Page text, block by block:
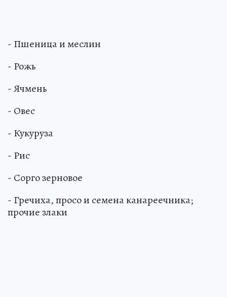
- Пшеница и меслин
- Рожь
- Ячмень
- Овес
- Кукуруза
- Рис
- Сорго зерновое
- Гречиха, просо и семена канареечника;
прочие злаки